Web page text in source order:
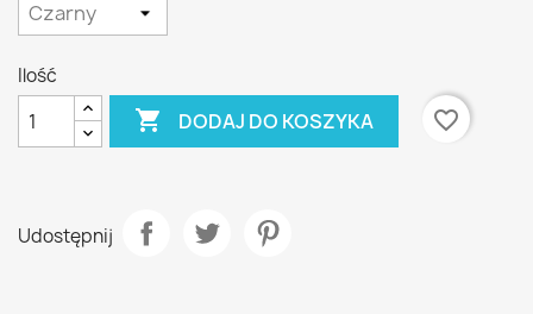
Ilość
 DODAJ DO KOSZYKA favorite_border
Udostępnij